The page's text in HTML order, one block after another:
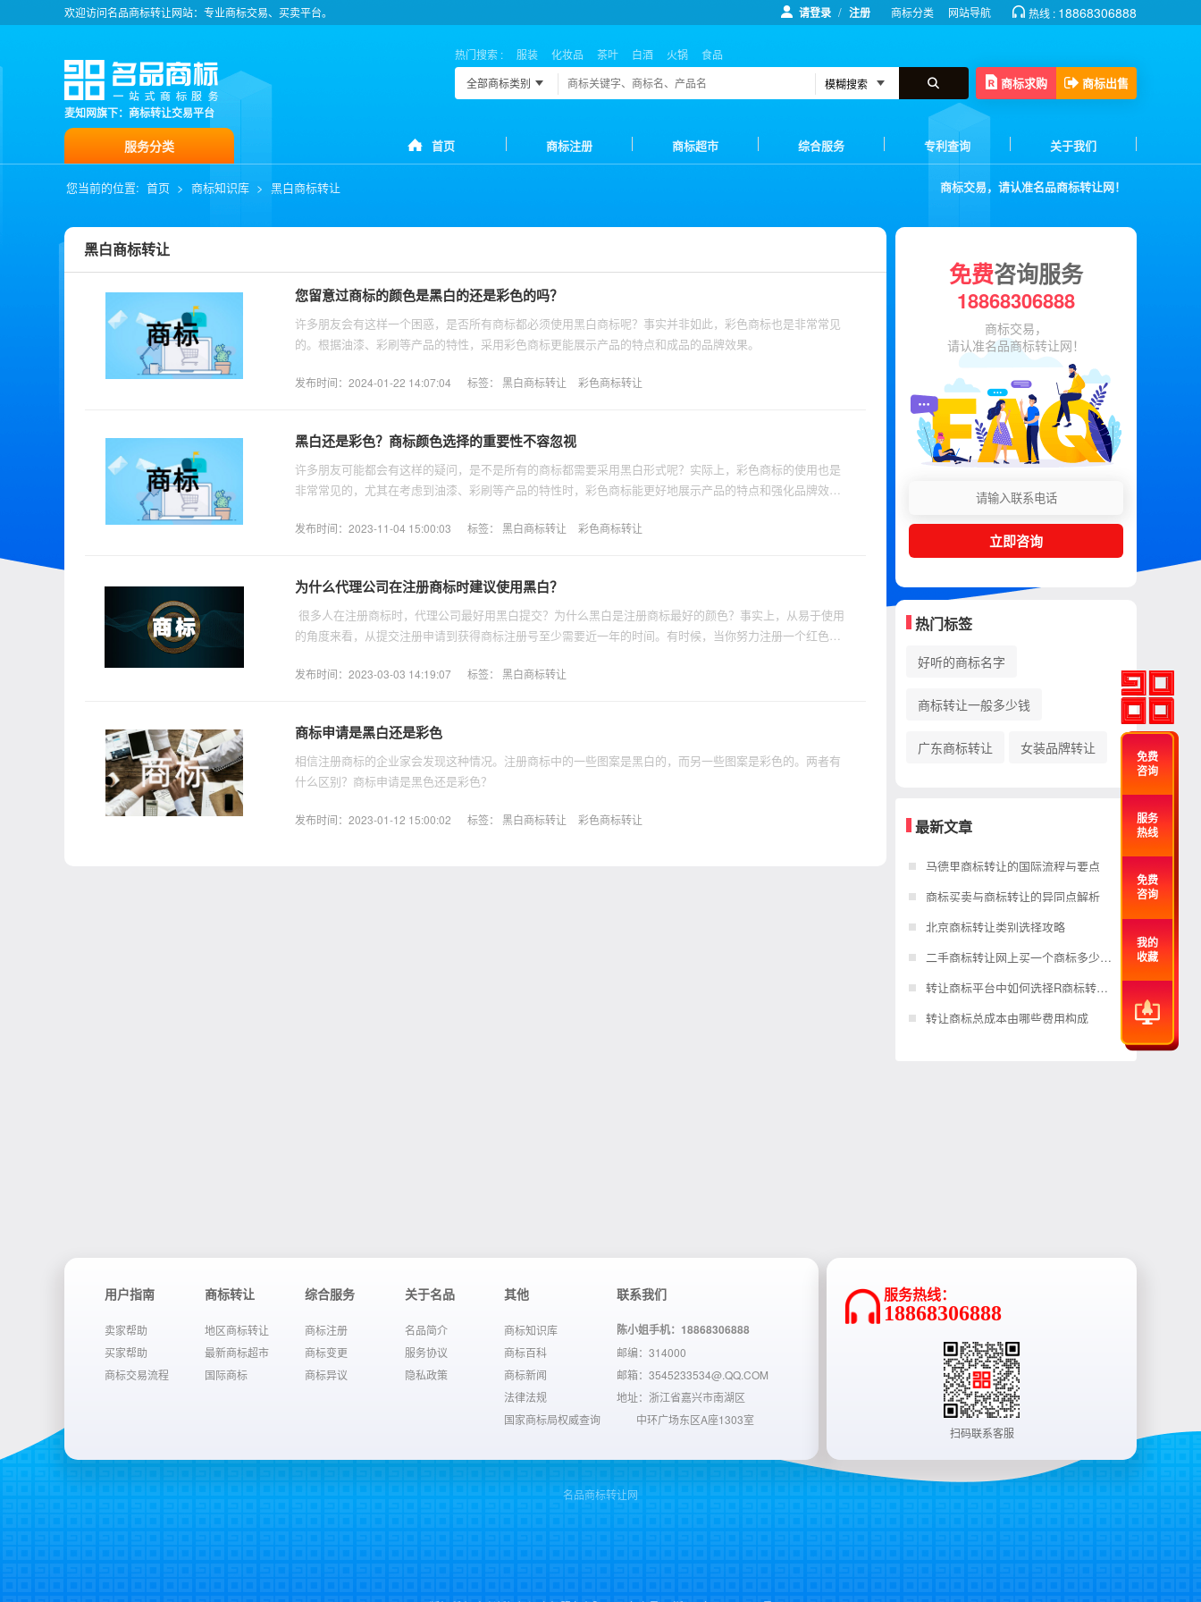
欢迎访问名品商标转让网站：专业商标交易、买卖平台。 请登录 / 注册 商标分类 网站导航 热线 : 18868306888
麦知网旗下：商标转让交易平台
热门搜索 : 服装 化妆品 茶叶 白酒 火锅
食品
全部商标类别
商标求购 商标出售
服务分类 首页 商标注册 商标超市 综合服务 专利查询 关于我们
您当前的位置: 首页 > 商标知识库 > 黑白商标转让 商标交易，请认准名品商标转让网！
黑白商标转让
您留意过商标的颜色是黑白的还是彩色的吗？
许多朋友会有这样一个困惑，是否所有商标都必须使用黑白商标呢？事实并非如此，彩色商标也是非常常见
的。根据油漆、彩刷等产品的特性，采用彩色商标更能展示产品的特点和成品的品牌效果。
标签： 黑白商标转让 彩色商标转让
发布时间：2024-01-22 14:07:04
黑白还是彩色？商标颜色选择的重要性不容忽视
许多朋友可能都会有这样的疑问，是不是所有的商标都需要采用黑白形式呢？实际上，彩色商标的使用也是
非常常见的，尤其在考虑到油漆、彩刷等产品的特性时，彩色商标能更好地展示产品的特点和强化品牌效
标签： 黑白商标转让 彩色商标转让
发布时间：2023-11-04 15:00:03
为什么代理公司在注册商标时建议使用黑白？
​ 很多人在注册商标时，代理公司最好用黑白提交？为什么黑白是注册商标最好的颜色？事实上，从易于使用
的角度来看，从提交注册申请到获得商标注册号至少需要近一年的时间。有时候，当你努力注册一个红色商
能改变颜色吗？
标签： 黑白商标转让
发布时间：2023-03-03 14:19:07
商标申请是黑白还是彩色
相信注册商标的企业家会发现这种情况。注册商标中的一些图案是黑白的，而另一些图案是彩色的。两者有
什么区别？商标申请是黑色还是彩色？
标签： 黑白商标转让 彩色商标转让
发布时间：2023-01-12 15:00:02
免费咨询服务
18868306888
商标交易，
请认准名品商标转让网！
立即咨询
热门标签
好听的商标名字
商标转让一般多少钱
广东商标转让 女装品牌转让
最新文章
马德里商标转让的国际流程与要点
商标买卖与商标转让的异同点解析
北京商标转让类别选择攻略
二手商标转让网上买一个商标多少钱？
转让商标平台中如何选择R商标转让？
转让商标总成本由哪些费用构成
用户指南
卖家帮助
买家帮助
商标交易流程
商标转让
地区商标转让
最新商标超市
国际商标
综合服务
商标注册
商标变更
商标异议
关于名品
名品简介
服务协议
隐私政策
其他
商标知识库
商标百科
商标新闻
法律法规
国家商标局权威查询
联系我们
陈小姐手机：18868306888
邮编：314000
邮箱：3545233534@.QQ.COM
地址：浙江省嘉兴市南湖区
中环广场东区A座1303室
服务热线：
18868306888
扫码联系客服
名品商标转让网
免费
咨询
服务
热线
免费
咨询
我的
收藏